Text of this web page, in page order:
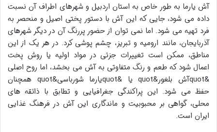
آش یارما به طور خاص به استان اردبیل و شهرهای اطراف آن نسبت
داده می شود، جایی که این آش با دستور پختی اصیل و منحصر به
فرد تهیه می شود. اما نمی توان از حضور پررنگ آن در دیگر شهرهای
آذربایجان، مانند ارومیه و تبریز، چشم پوشی کرد. در هر یک از این
مناطق، ممکن است تغییرات جزئی در مواد اولیه یا روش پخت
اعمال شود که طعم و رنگ متفاوتی به آش می بخشد، اما روح اصلی
&quotآش بلغور&quot یا &quotیارما شورباسی&quot همچنان
حفظ می شود. این پراکندگی جغرافیایی و تطابق با ذائقه های
محلی، گواهی بر محبوبیت و ماندگاری این آش در فرهنگ غذایی
ایران است.